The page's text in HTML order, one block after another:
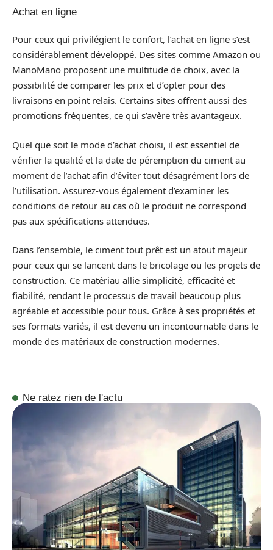
Achat en ligne
Pour ceux qui privilégient le confort, l’achat en ligne s’est
considérablement développé. Des sites comme Amazon ou
ManoMano proposent une multitude de choix, avec la
possibilité de comparer les prix et d’opter pour des
livraisons en point relais. Certains sites offrent aussi des
promotions fréquentes, ce qui s’avère très avantageux.
Quel que soit le mode d’achat choisi, il est essentiel de
vérifier la qualité et la date de péremption du ciment au
moment de l’achat afin d’éviter tout désagrément lors de
l’utilisation. Assurez-vous également d’examiner les
conditions de retour au cas où le produit ne correspond
pas aux spécifications attendues.
Dans l’ensemble, le ciment tout prêt est un atout majeur
pour ceux qui se lancent dans le bricolage ou les projets de
construction. Ce matériau allie simplicité, efficacité et
fiabilité, rendant le processus de travail beaucoup plus
agréable et accessible pour tous. Grâce à ses propriétés et
ses formats variés, il est devenu un incontournable dans le
monde des matériaux de construction modernes.
Ne ratez rien de l'actu